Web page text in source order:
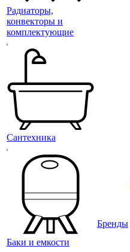
Радиаторы,
конвекторы и
комплектующие
Сантехника
Баки и емкости
Бренды